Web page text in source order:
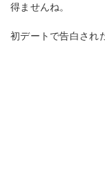
得ませんね。
初デートで告白され